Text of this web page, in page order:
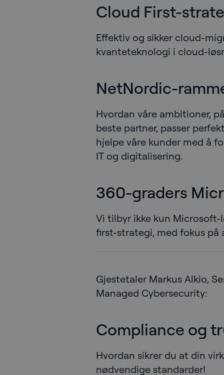
Cloud First-
Effektiv og sikker cloud-
kvanteteknologi i cloud-
NetNordic-
Hvordan våre ambitioner,
beste partner, passer
hjelpe våre kunder med å
IT og digitalisering.
360-graders
Vi tilbyr ikke kun
first-strategi, med fokus på
Gjestetaler Markus Alkio,
Managed Cybersecurity:
Compliance og
Hvordan sikrer du at din
nødvendige standarder!